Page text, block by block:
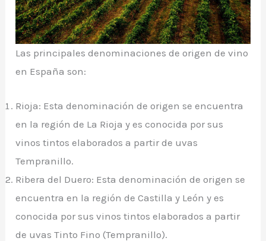
Las principales denominaciones de origen de vino
en España son:
Rioja: Esta denominación de origen se encuentra
en la región de La Rioja y es conocida por sus
vinos tintos elaborados a partir de uvas
Tempranillo.
Ribera del Duero: Esta denominación de origen se
encuentra en la región de Castilla y León y es
conocida por sus vinos tintos elaborados a partir
de uvas Tinto Fino (Tempranillo).